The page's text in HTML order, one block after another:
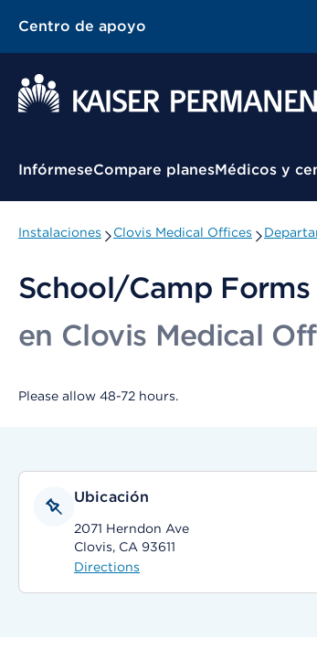
Centro de apoyo
Menú contextual
InfórmeseCompare planesMédicos y
Instalaciones Clovis Medical Offices
School/Camp Forms
en Clovis Medical
Please allow 48-72 hours.
Ubicación
2071 Herndon Ave
Clovis, CA 93611
Directions